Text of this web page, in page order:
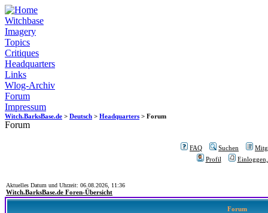
Witchbase
Imagery
Topics
Critiques
Headquarters
Links
Wlog-Archiv
Forum
Impressum
Witch.BarksBase.de > Deutsch > Headquarters > Forum
Forum
FAQ Suchen
Profil
Aktuelles Datum und Uhrzeit: 06.08.2026, 11:36
Witch.BarksBase.de Foren-Übersicht
Forum